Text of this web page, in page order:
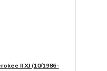
II XJ (10/1986-